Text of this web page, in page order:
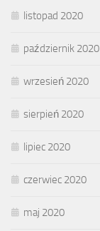
listopad 2020
październik 2020
wrzesień 2020
sierpień 2020
lipiec 2020
czerwiec 2020
maj 2020